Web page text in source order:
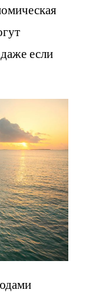
если